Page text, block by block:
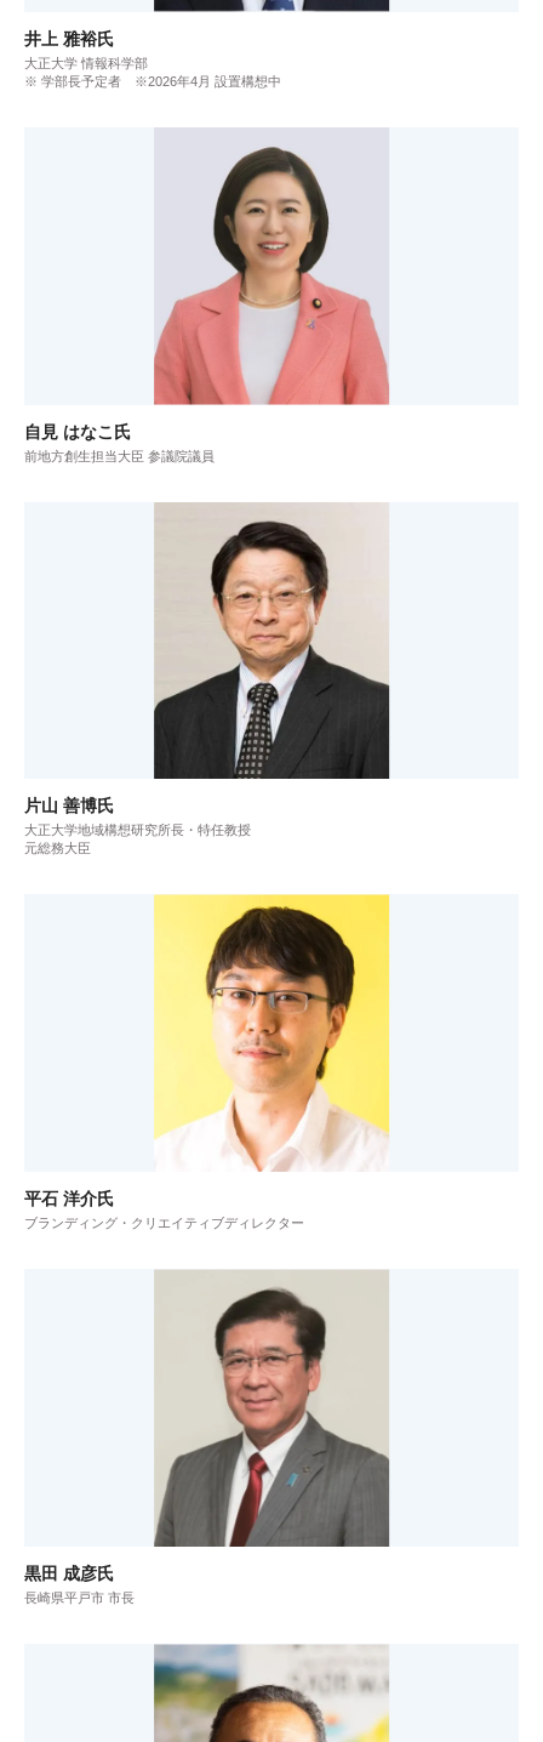
井上 雅裕氏
大正大学 情報科学部
※ 学部長予定者 ※2026年4月 設置構想中
自見 はなこ氏
前地方創生担当大臣 参議院議員
片山 善博氏
大正大学地域構想研究所長・特任教授
元総務大臣
平石 洋介氏
ブランディング・クリエイティブディレクター
黒田 成彦氏
長崎県平戸市 市長